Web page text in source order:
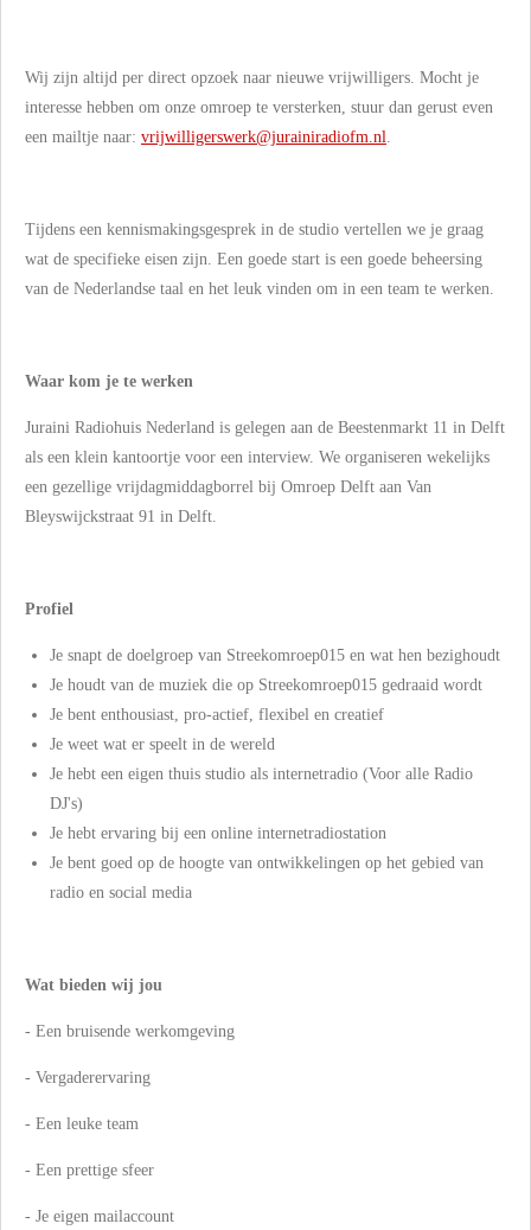
Wij zijn altijd per direct opzoek naar nieuwe vrijwilligers. Mocht je
interesse hebben om onze omroep te versterken, stuur dan gerust even
een mailtje naar: vrijwilligerswerk@jurainiradiofm.nl
Tijdens een kennismakingsgesprek in de studio vertellen we je graag
wat de specifieke eisen zijn. Een goede start is een goede beheersing
van de Nederlandse taal en het leuk vinden om in een team te werken.
Waar kom je te werken
Juraini Radiohuis Nederland is gelegen aan de Beestenmarkt 11 in Delft
als een klein kantoortje voor een interview. We organiseren wekelijks
een gezellige vrijdagmiddagborrel bij Omroep Delft aan Van
Bleyswijckstraat 91 in Delft.
Profiel
Je snapt de doelgroep van Streekomroep015 en wat hen bezighoudt
Je houdt van de muziek die op Streekomroep015 gedraaid wordt
Je bent enthousiast, pro-actief, flexibel en creatief
Je weet wat er speelt in de wereld
Je hebt een eigen thuis studio als internetradio (Voor alle Radio
DJ's)
Je hebt ervaring bij een online internetradiostation
Je bent goed op de hoogte van ontwikkelingen op het gebied van
radio en social media
Wat bieden wij jou
- Een bruisende werkomgeving
- Vergaderervaring
- Een leuke team
- Een prettige sfeer
- Je eigen mailaccount